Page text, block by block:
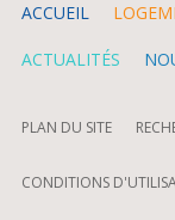
ACCUEIL
ACTUALITÉS
PLAN DU SITE
CONDITIONS